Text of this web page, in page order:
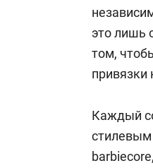
это лишь
том,
привязки
Каждый